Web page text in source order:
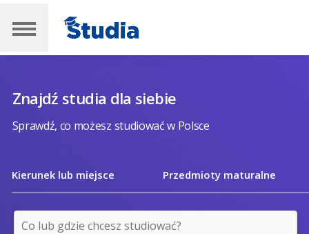
Znajdź studia dla siebie
Sprawdź, co możesz studiować w Polsce
Kierunek lub miejsce Przedmioty maturalne